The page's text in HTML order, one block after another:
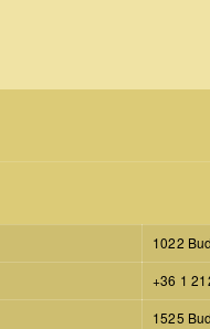
1022
+36 1
1525